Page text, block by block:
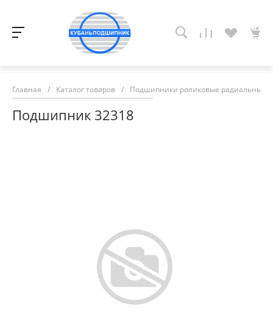
Главная / Каталог товаров / Подшипники роликовые радиальные
Подшипник 32318